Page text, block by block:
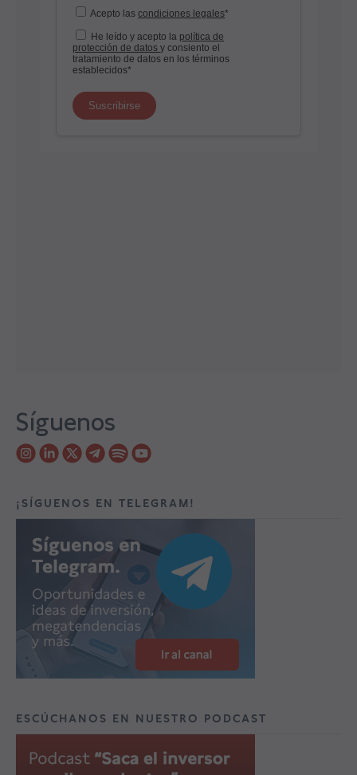
Síguenos
¡SÍGUENOS EN TELEGRAM!
ESCÚCHANOS EN NUESTRO PODCAST